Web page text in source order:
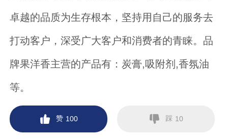
卓越的品质为生存根本，坚持用自己的服务去
打动客户，深受广大客户和消费者的青睐。品
牌果洋香主营的产品有：炭膏,吸附剂,香氛油
等。
赞 100 踩 10